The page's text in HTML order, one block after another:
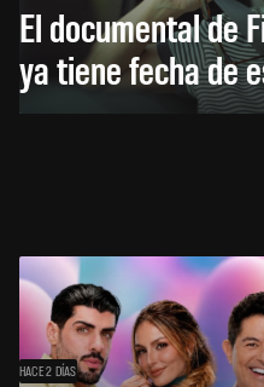
El documental de
ya tiene fecha de
HACE 2 DÍAS